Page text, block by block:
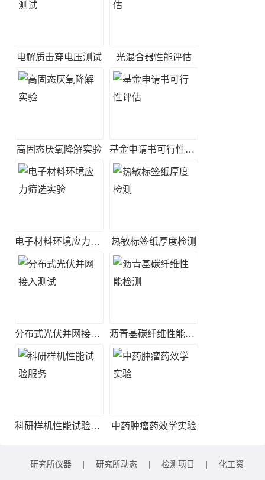
电解质击穿电压测试 光混合器性能评估
高固态厌氧降解实验 基金申请书可行性评估
电子材料环境应力筛选实验 热敏标签纸厚度检测
分布式光伏并网接入测试 沥青基碳纤维性能检测
科研样机性能试验服务 中药肿瘤药效学实验
研究所仪器 研究所动态 检测项目 化工资